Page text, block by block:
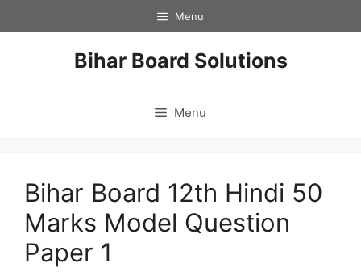
to
Menu
Bihar Board Solutions
Menu
Bihar Board 12th Hindi 50
Marks Model Question
Paper 1